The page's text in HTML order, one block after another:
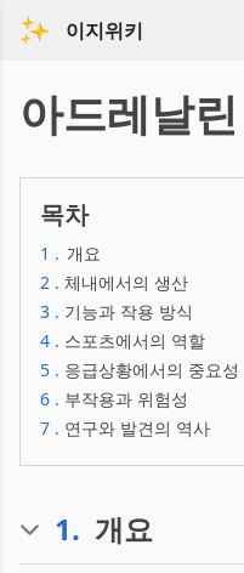
이지위키
아드레날린
목차
1 . 개요
2 . 체내에서의 생산
3 . 기능과 작용 방식
4 . 스포츠에서의 역할
5 . 응급상황에서의 중요성
6 . 부작용과 위험성
7 . 연구와 발견의 역사
1. 개요